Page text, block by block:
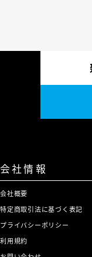
会社情報
会社概要
特定商取引法に基づく表記
プライバシーポリシー
利用規約